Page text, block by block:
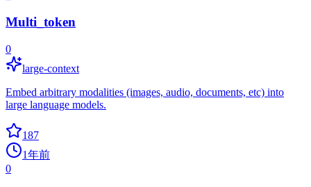
Multi_token
0
large-context
Embed arbitrary modalities (images, audio, documents, etc) into
large language models.
187
1年前
0